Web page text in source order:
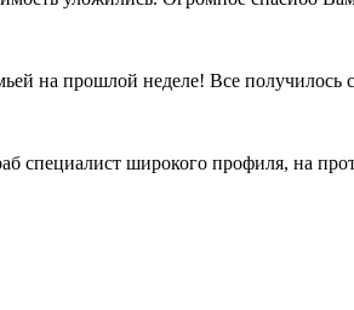
на прошлой неделе! Все получилось
широкого профиля, на